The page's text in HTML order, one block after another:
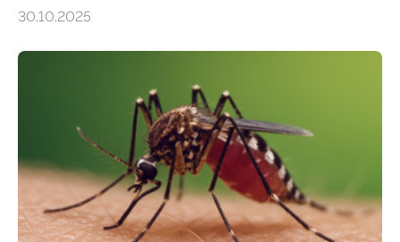
Landpflanzen zählen zu den komplexesten
Grünalgen, die vor Hunderten von Millionen Jahren
lebten. Unter den Vorfahren sticht eine Gruppe heraus,
die noch heute in der Natur vorkommt: die
Süßwasseralge Coleochaetophyceae. Einige Arten
dieser Gruppe bilden aus Zellfäden dichte Geflechte
mit scheibenförmiger Gestalt. Was auffällig ist: Die
nächsten…
30.10.2025